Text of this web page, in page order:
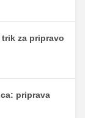
za pripravo
priprava